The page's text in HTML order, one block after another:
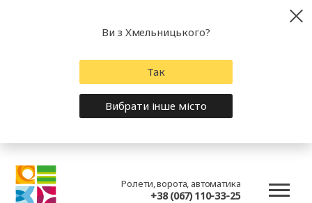
Ролети, ворота, автоматика
+38 (067) 110-33-25
Ви з Хмельницького?
Так
Вибрати інше місто